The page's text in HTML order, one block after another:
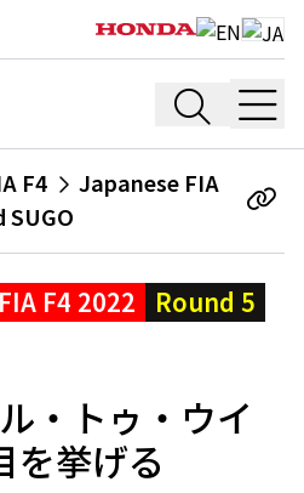
F4
Japanese FIA
F4 2022
Round 5
・トゥ・ウイ
を挙げる